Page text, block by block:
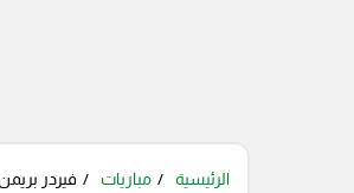
الرئيسية مباريات فيردر